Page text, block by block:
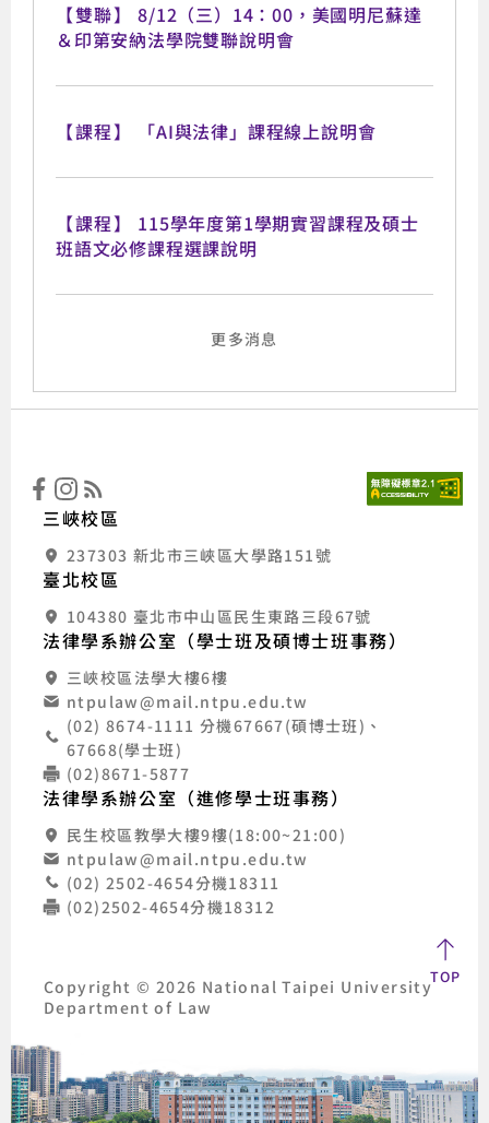
【雙聯】
8/12（三）14：00，美國明尼蘇達
＆印第安納法學院雙聯說明會
【課程】 「AI與法律」課程線上說明會
【課程】
115學年度第1學期實習課程及碩士
班語文必修課程選課說明
更多消息
三峽校區
237303 新北市三峽區大學路151號
臺北校區
104380 臺北市中山區民生東路三段67號
法律學系辦公室（學士班及碩博士班事務）
三峽校區法學大樓6樓
ntpulaw@mail.ntpu.edu.tw
(02) 8674-1111 分機67667(碩博士班)、
67668(學士班)
(02)8671-5877
法律學系辦公室（進修學士班事務）
民生校區教學大樓9樓(18:00~21:00)
ntpulaw@mail.ntpu.edu.tw
(02) 2502-4654分機18311
(02)2502-4654分機18312
Copyright © 2026 National Taipei University
Department of Law
TOP